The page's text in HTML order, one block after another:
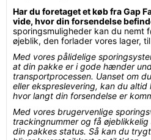
Har du foretaget et køb fra Gap
vide, hvor din forsendelse
sporingsmuligheder kan du nemt
øjeblik, den forlader vores lager,
Med vores pålidelige
at din pakke er i gode hænder
transportprocessen. Uanset om
eller ekspreslevering, kan du
hvor langt din forsendelse er
Med vores brugervenlige
trackingnummer og få
din pakkes status. Så kan du